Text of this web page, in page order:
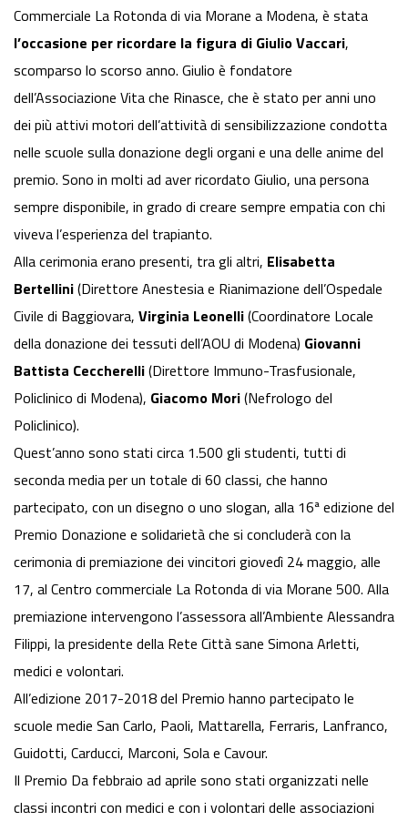
Commerciale La Rotonda di via Morane a Modena, è stata
l’occasione per ricordare la figura di Giulio Vaccari,
scomparso lo scorso anno. Giulio è fondatore
dell’Associazione Vita che Rinasce, che è stato per anni uno
dei più attivi motori dell’attività di sensibilizzazione condotta
nelle scuole sulla donazione degli organi e una delle anime del
premio. Sono in molti ad aver ricordato Giulio, una persona
sempre disponibile, in grado di creare sempre empatia con chi
viveva l’esperienza del trapianto.
Alla cerimonia erano presenti, tra gli altri, Elisabetta
Bertellini(Direttore Anestesia e Rianimazione dell’Ospedale
Civile di Baggiovara, Virginia Leonelli(Coordinatore Locale
della donazione dei tessuti dell’AOU di Modena) Giovanni
Battista Ceccherelli(Direttore Immuno-Trasfusionale,
Policlinico di Modena), Giacomo Mori(Nefrologo del
Policlinico).
Quest’anno sono stati circa 1.500 gli studenti, tutti di
seconda media per un totale di 60 classi, che hanno
partecipato, con un disegno o uno slogan, alla 16ª edizione del
Premio Donazione e solidarietà che si concluderà con la
cerimonia di premiazione dei vincitori giovedì 24 maggio, alle
17, al Centro commerciale La Rotonda di via Morane 500. Alla
premiazione intervengono l’assessora all’Ambiente Alessandra
Filippi, la presidente della Rete Città sane Simona Arletti,
medici e volontari.
All’edizione 2017-2018 del Premio hanno partecipato le
scuole medie San Carlo, Paoli, Mattarella, Ferraris, Lanfranco,
Guidotti, Carducci, Marconi, Sola e Cavour.
Il Premio Da febbraio ad aprile sono stati organizzati nelle
classi incontri con medici e con i volontari delle associazioni